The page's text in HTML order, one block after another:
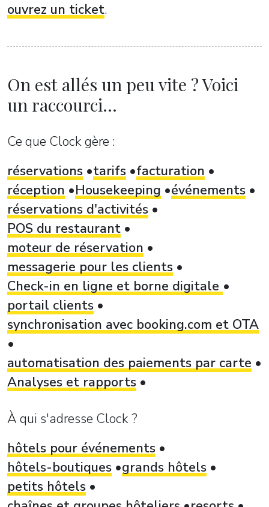
ouvrez un ticket.
On est allés un peu vite ? Voici
un raccourci...
Ce que Clock gère :
réservations tarifs facturation
réception
Housekeeping
événements
réservations d'activités
POS du restaurant
moteur de réservation
messagerie pour les clients
Check-in en ligne et borne digitale
portail clients
synchronisation avec booking.com et OTA
automatisation des paiements par carte
Analyses et rapports
À qui s'adresse Clock ?
hôtels pour événements
hôtels-boutiques grands hôtels
petits hôtels